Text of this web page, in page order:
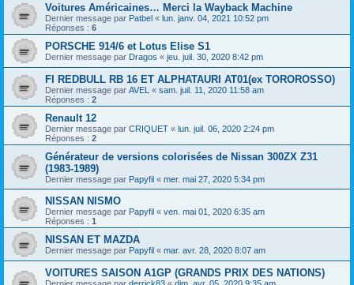
Voitures Américaines… Merci la Wayback Machine
Dernier message par Patbel « lun. janv. 04, 2021 10:52 pm
Réponses : 6
PORSCHE 914/6 et Lotus Elise S1
Dernier message par Dragos « jeu. juil. 30, 2020 8:42 pm
FI REDBULL RB 16 ET ALPHATAURI AT01(ex TOROROSSO)
Dernier message par AVEL « sam. juil. 11, 2020 11:58 am
Réponses : 2
Renault 12
Dernier message par CRIQUET « lun. juil. 06, 2020 2:24 pm
Réponses : 2
Générateur de versions colorisées de Nissan 300ZX Z31
(1983-1989)
Dernier message par Papyfil « mer. mai 27, 2020 5:34 pm
NISSAN NISMO
Dernier message par Papyfil « ven. mai 01, 2020 6:35 am
Réponses : 1
NISSAN ET MAZDA
Dernier message par Papyfil « mar. avr. 28, 2020 8:07 am
VOITURES SAISON A1GP (GRANDS PRIX DES NATIONS)
Dernier message par derrick83 « dim. avr. 05, 2020 9:35 am